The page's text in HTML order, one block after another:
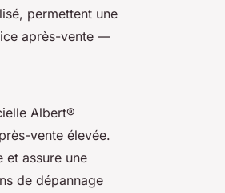
permettent une
après-vente —
Albert®
vente élevée.
et assure une
de dépannage